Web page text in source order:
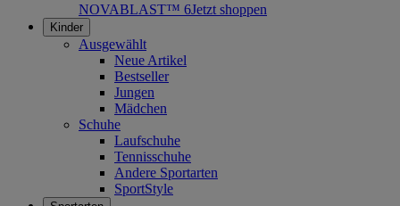
NOVABLAST™ 6Jetzt shoppen
Kinder
Ausgewählt
Neue Artikel
Bestseller
Jungen
Mädchen
Schuhe
Laufschuhe
Tennisschuhe
Andere Sportarten
SportStyle